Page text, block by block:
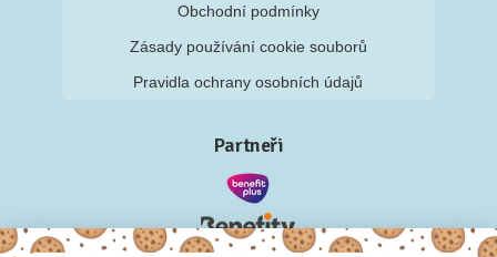
Obchodní podmínky
Zásady používání cookie souborů
Pravidla ochrany osobních údajů
Partneři